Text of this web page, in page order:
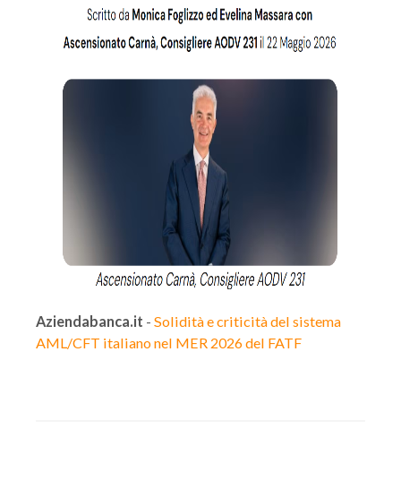
Aziendabanca.it - Solidità e criticità del sistema
AML/CFT italiano nel MER 2026 del FATF